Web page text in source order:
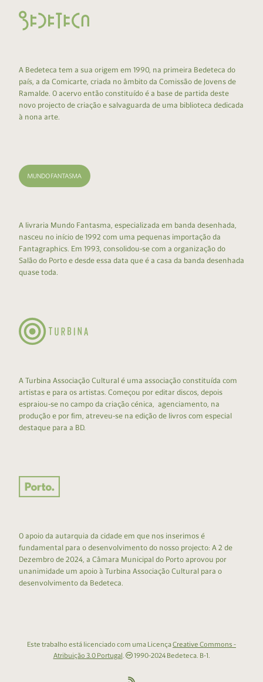
A Bedeteca tem a sua origem em 1990, na primeira Bedeteca do
país, a da Comicarte, criada no âmbito da Comissão de Jovens de
Ramalde. O acervo então constituído é a base de partida deste
novo projecto de criação e salvaguarda de uma biblioteca dedicada
à nona arte.
A livraria Mundo Fantasma, especializada em banda desenhada,
nasceu no início de 1992 com uma pequenas importação da
Fantagraphics. Em 1993, consolidou-se com a organização do
Salão do Porto e desde essa data que é a casa da banda desenhada
quase toda.
A Turbina Associação Cultural é uma associação constituída com
artistas e para os artistas. Começou por editar discos, depois
espraiou-se no campo da criação cénica, agenciamento, na
produção e por fim, atreveu-se na edição de livros com especial
destaque para a BD.
O apoio da autarquia da cidade em que nos inserimos é
fundamental para o desenvolvimento do nosso projecto: A 2 de
Dezembro de 2024, a Câmara Municipal do Porto aprovou por
unanimidade um apoio à Turbina Associação Cultural para o
desenvolvimento da Bedeteca.
Este trabalho está licenciado com uma LicençaCreative Commons -
Atribuição 3.0 Portugal. 1990-2024 Bedeteca. B-1.